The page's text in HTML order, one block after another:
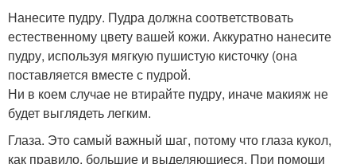
Нанесите пудру. Пудра должна соответствовать
естественному цвету вашей кожи. Аккуратно нанесите
пудру, используя мягкую пушистую кисточку (она
поставляется вместе с пудрой.
Ни в коем случае не втирайте пудру, иначе макияж не
будет выглядеть легким.
Глаза. Это самый важный шаг, потому что глаза кукол,
как правило, большие и выделяющиеся. При помощи